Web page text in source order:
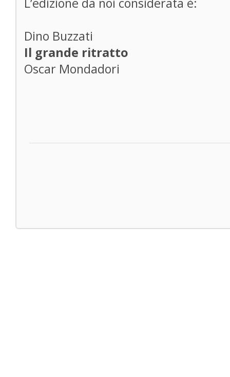
Dino Buzzati
Il grande ritratto
Oscar Mondadori